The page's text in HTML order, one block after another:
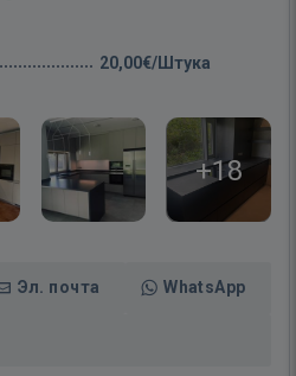
20,00€/Штука
+18
Эл. почта WhatsApp